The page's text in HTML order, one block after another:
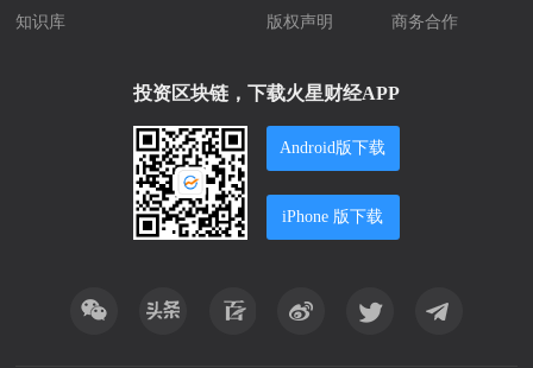
知识库 版权声明 商务合作
投资区块链，下载火星财经APP
Android版下载
iPhone 版下载